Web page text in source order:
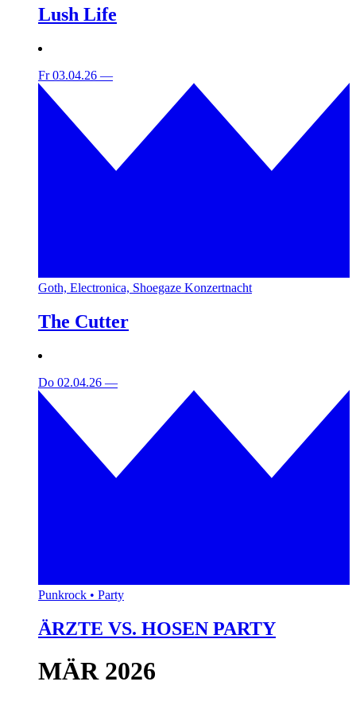
Lush Life
Fr 03.04.26 —
Goth, Electronica, Shoegaze Konzertnacht
The Cutter
Do 02.04.26 —
Punkrock • Party
ÄRZTE VS. HOSEN PARTY
MÄR 2026